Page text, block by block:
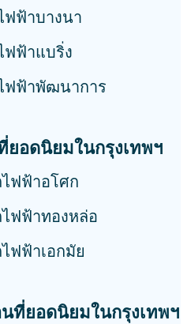
ฟฟ้าบางนา
ฟฟ้าแบริ่ง
ฟฟ้าพัฒนาการ
อดนิยมในกรุงเทพฯ
ฟฟ้าอโศก
ฟฟ้าทองหล่อ
ฟฟ้าเอกมัย
ที่ยอดนิยมในกรุงเทพฯ